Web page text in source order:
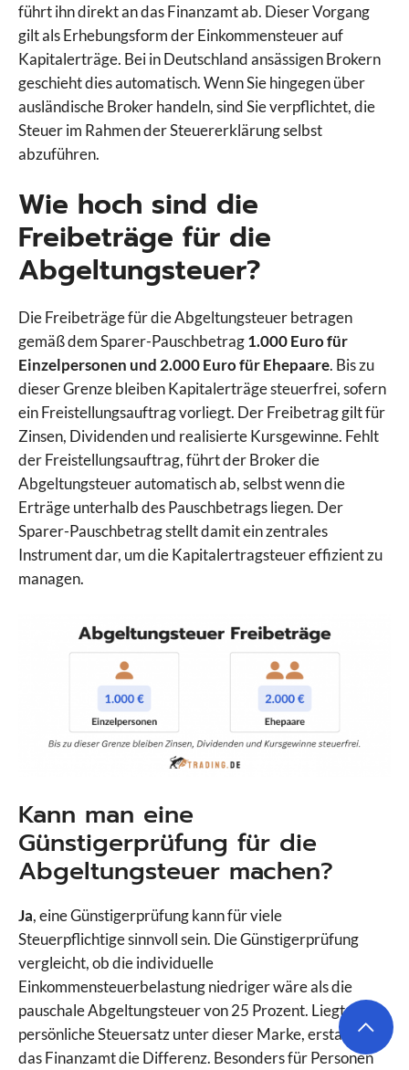
führt ihn direkt an das Finanzamt ab. Dieser Vorgang
gilt als Erhebungsform der Einkommensteuer auf
Kapitalerträge. Bei in Deutschland ansässigen Brokern
geschieht dies automatisch. Wenn Sie hingegen über
ausländische Broker handeln, sind Sie verpflichtet, die
Steuer im Rahmen der Steuererklärung selbst
abzuführen.
Wie hoch sind die
Freibeträge für die
Abgeltungsteuer?
Die Freibeträge für die Abgeltungsteuer betragen
gemäß dem Sparer-Pauschbetrag1.000 Euro für
Einzelpersonen und 2.000 Euro für Ehepaare. Bis zu
dieser Grenze bleiben Kapitalerträge steuerfrei, sofern
ein Freistellungsauftrag vorliegt. Der Freibetrag gilt für
Zinsen, Dividenden und realisierte Kursgewinne. Fehlt
der Freistellungsauftrag, führt der Broker die
Abgeltungsteuer automatisch ab, selbst wenn die
Erträge unterhalb des Pauschbetrags liegen. Der
Sparer-Pauschbetrag stellt damit ein zentrales
Instrument dar, um die Kapitalertragsteuer effizient zu
managen.
Kann man eine
Günstigerprüfung für die
Abgeltungsteuer machen?
Ja, eine Günstigerprüfung kann für viele
Steuerpflichtige sinnvoll sein. Die Günstigerprüfung
vergleicht, ob die individuelle
Einkommensteuerbelastung niedriger wäre als die
pauschale Abgeltungsteuer von 25 Prozent. Liegt der
persönliche Steuersatz unter dieser Marke, erstattet
das Finanzamt die Differenz. Besonders für Personen